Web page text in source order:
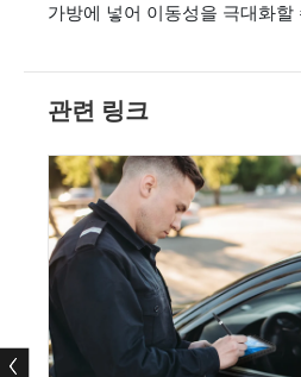
가방에 넣어 이동성을 극대화할
관련 링크